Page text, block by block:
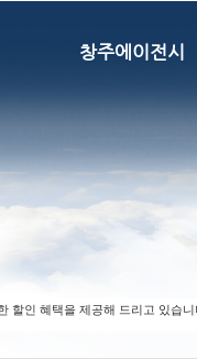
창주에이전시
혜택을 제공해 드리고 있습